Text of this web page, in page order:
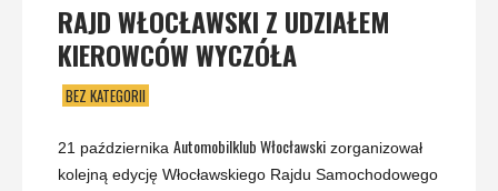
RAJD WŁOCŁAWSKI Z UDZIAŁEM
KIEROWCÓW WYCZÓŁA
BEZ KATEGORII
21 października Automobilklub Włocławski zorganizował
kolejną edycję Włocławskiego Rajdu Samochodowego